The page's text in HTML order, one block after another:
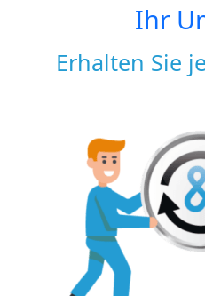
Ihr
Erhalten Sie